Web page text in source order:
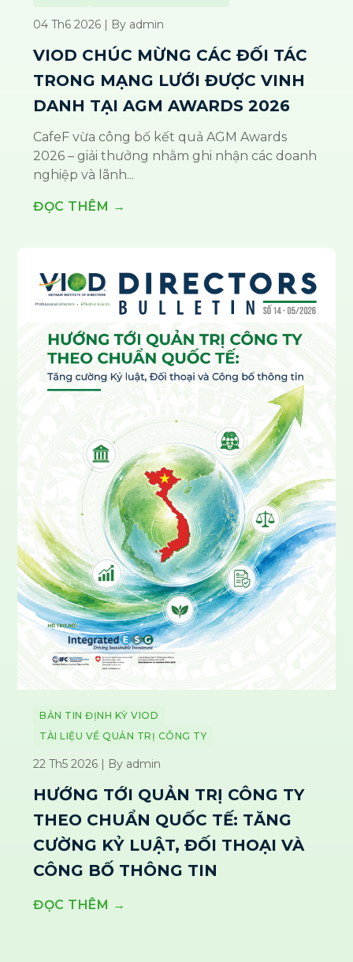
04 Th6 2026 | By admin
VIOD CHÚC MỪNG CÁC ĐỐI TÁC
TRONG MẠNG LƯỚI ĐƯỢC VINH
DANH TẠI AGM AWARDS 2026
CafeF vừa công bố kết quả AGM Awards
2026 – giải thưởng nhằm ghi nhận các doanh
nghiệp và lãnh...
ĐỌC THÊM →
BẢN TIN ĐỊNH KỲ VIOD
TÀI LIỆU VỀ QUẢN TRỊ CÔNG TY
22 Th5 2026 | By admin
HƯỚNG TỚI QUẢN TRỊ CÔNG TY
THEO CHUẨN QUỐC TẾ: TĂNG
CƯỜNG KỶ LUẬT, ĐỐI THOẠI VÀ
CÔNG BỐ THÔNG TIN
ĐỌC THÊM →